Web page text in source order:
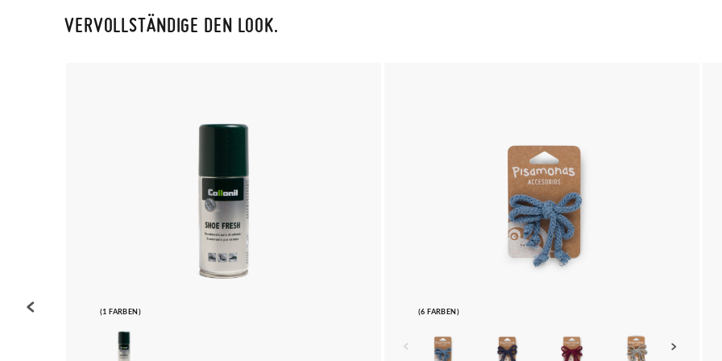
VERVOLLSTÄNDIGE DEN LOOK.
(1 FARBEN) (6 FARBEN)